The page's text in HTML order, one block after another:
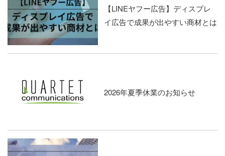
【LINEヤフー広告】ディスプレ
イ広告で成果が出やすい商材とは
2026年夏季休業のお知らせ